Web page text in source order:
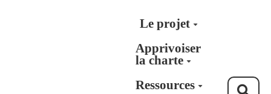
Aller au contenu principalLe projet
Apprivoiser
la charte
Ressources